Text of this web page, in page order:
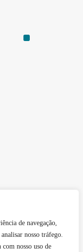
de navegação,
nosso tráfego.
nosso uso de
da Faculdade Futura